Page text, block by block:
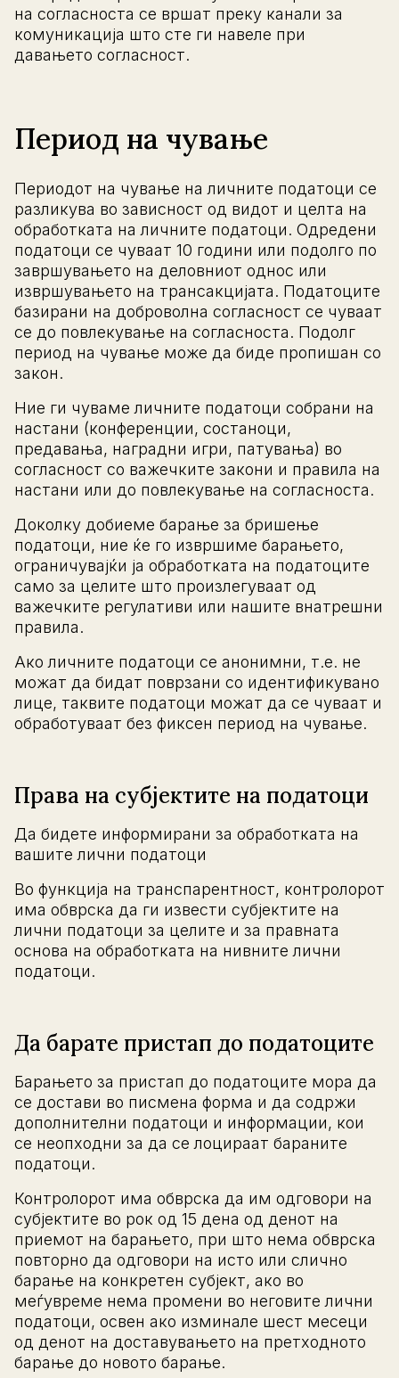
на согласноста се вршат преку канали за
комуникација што сте ги навеле при
давањето согласност.
Период на чување
Периодот на чување на личните податоци се
разликува во зависност од видот и целта на
обработката на личните податоци. Одредени
податоци се чуваат 10 години или подолго по
завршувањето на деловниот однос или
извршувањето на трансакцијата. Податоците
базирани на доброволна согласност се чуваат
се до повлекување на согласноста. Подолг
период на чување може да биде пропишан со
закон.
Ние ги чуваме личните податоци собрани на
настани (конференции, состаноци,
предавања, наградни игри, патувања) во
согласност со важечките закони и правила на
настани или до повлекување на согласноста.
Доколку добиеме барање за бришење
податоци, ние ќе го извршиме барањето,
ограничувајќи ја обработката на податоците
само за целите што произлегуваат од
важечките регулативи или нашите внатрешни
правила.
Ако личните податоци се анонимни, т.е. не
можат да бидат поврзани со идентификувано
лице, таквите податоци можат да се чуваат и
обработуваат без фиксен период на чување.
Права на субјектите на податоци
Да бидете информирани за обработката на
вашите лични податоци
Во функција на транспарентност, контролорот
има обврска да ги извести субјектите на
лични податоци за целите и за правната
основа на обработката на нивните лични
податоци.
Да барате пристап до податоците
Барањето за пристап до податоците мора да
се достави во писмена форма и да содржи
дополнителни податоци и информации, кои
се неопходни за да се лоцираат бараните
податоци.
Контролорот има обврска да им одговори на
субјектите во рок од 15 дена од денот на
приемот на барањето, при што нема обврска
повторно да одговори на исто или слично
барање на конкретен субјект, ако во
меѓувреме нема промени во неговите лични
податоци, освен ако изминале шест месеци
од денот на доставувањето на претходното
барање до новото барање.